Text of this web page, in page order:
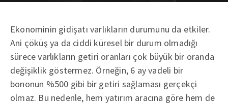
Ekonominin gidişatı varlıkların durumunu da etkiler.
Ani çöküş ya da ciddi küresel bir durum olmadığı
sürece varlıkların getiri oranları çok büyük bir oranda
değişiklik göstermez. Örneğin, 6 ay vadeli bir
bononun %500 gibi bir getiri sağlaması gerçekçi
olmaz. Bu nedenle, hem yatırım aracına göre hem de